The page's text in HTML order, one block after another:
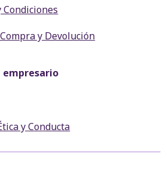
y Devolución
empresario
y Conducta